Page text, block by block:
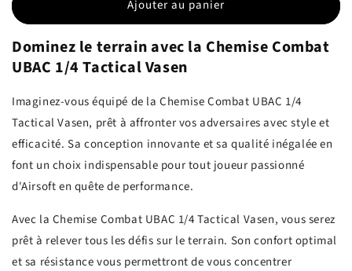
Ajouter au panier
Dominez le terrain avec la Chemise Combat
UBAC 1/4 Tactical Vasen
Imaginez-vous équipé de la Chemise Combat UBAC 1/4
Tactical Vasen, prêt à affronter vos adversaires avec style et
efficacité. Sa conception innovante et sa qualité inégalée en
font un choix indispensable pour tout joueur passionné
d'Airsoft en quête de performance.
Avec la Chemise Combat UBAC 1/4 Tactical Vasen, vous serez
prêt à relever tous les défis sur le terrain. Son confort optimal
et sa résistance vous permettront de vous concentrer